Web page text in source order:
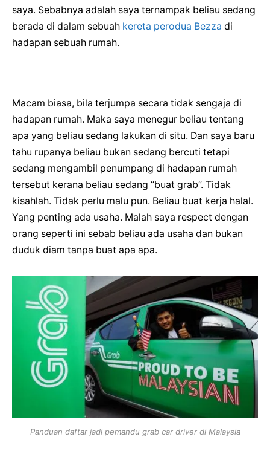
saya. Sebabnya adalah saya ternampak beliau sedang
berada di dalam sebuah kereta perodua Bezza di
hadapan sebuah rumah.
Macam biasa, bila terjumpa secara tidak sengaja di
hadapan rumah. Maka saya menegur beliau tentang
apa yang beliau sedang lakukan di situ. Dan saya baru
tahu rupanya beliau bukan sedang bercuti tetapi
sedang mengambil penumpang di hadapan rumah
tersebut kerana beliau sedang “buat grab”. Tidak
kisahlah. Tidak perlu malu pun. Beliau buat kerja halal.
Yang penting ada usaha. Malah saya respect dengan
orang seperti ini sebab beliau ada usaha dan bukan
duduk diam tanpa buat apa apa.
Panduan daftar jadi pemandu grab car driver di Malaysia